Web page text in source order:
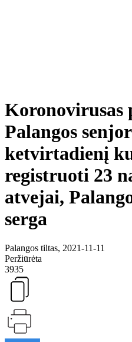
Koronovirusas
Palangos
ketvirtadienį
registruoti 23
atvejai,
serga
Palangos tiltas, 2021-11-11
Peržiūrėta
3935